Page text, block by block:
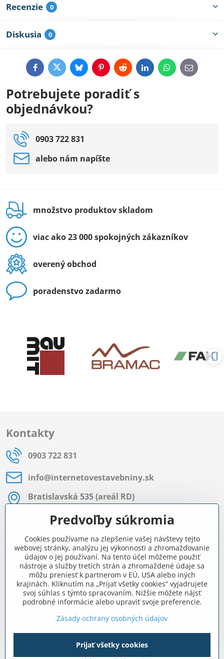
Recenzie 0
Diskusia 0
FacebookTwitterBlueskyPinterestRedditLinkedInWhatsApp
E-
mail
Potrebujete poradiť s
objednávkou?
0903 722 831
alebo nám napíšte
množstvo produktov skladom
viac ako 23 000 spokojných zákazníkov
overený obchod
poradenstvo zadarmo
Kontakty
0903 722 831
info​@internetovestavebniny​.sk
Bratislavská 535 (areál RD)
Most pri Bratislave
Pon - Pia 8:00 - 11:30 a 12:15 - 15:30
Facebook
Navigácia
Všetko o nákupe
©2026Copyright
Predvoľby súkromiaZásady ochrany osobných údajov
Predvoľby súkromia
Cookies používame na zlepšenie vašej návštevy tejto
webovej stránky, analýzu jej výkonnosti a zhromažďovanie
údajov o jej používaní. Na tento účel môžeme použiť
nástroje a služby tretích strán a zhromaždené údaje sa
môžu preniesť k partnerom v EÚ, USA alebo iných
krajinách. Kliknutím na „Prijať všetky cookies“ vyjadrujete
svoj súhlas s týmto spracovaním. Nižšie môžete nájsť
podrobné informácie alebo upraviť svoje preferencie.
Zásady ochrany osobných údajov
Prijať všetky cookies